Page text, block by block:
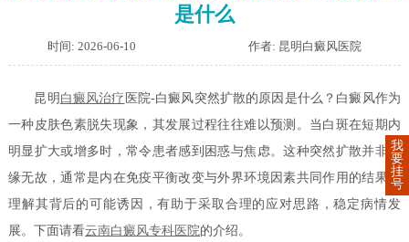
是什么
时间: 2026-06-10 作者: 昆明白癜风医院
昆明 白癜风治疗 医院-白癜风突然扩散的原因是什么？白癜风作为
一种皮肤色素脱失现象，其发展过程往往难以预测。当白斑在短期内
明显扩大或增多时，常令患者感到困惑与焦虑。这种突然扩散并非无
缘无故，通常是内在免疫平衡改变与外界环境因素共同作用的结果。
理解其背后的可能诱因，有助于采取合理的应对思路，稳定病情发
展。下面请看云南白癜风专科医院的介绍。
我
要
挂
号